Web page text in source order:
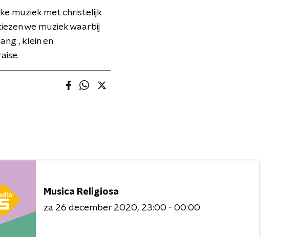
muziek met christelijk
we muziek waarbij
, klein en
Musica Religiosa
za 26 december 2020 23:00 - 00:00